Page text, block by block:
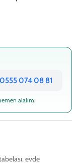
074 08 81
alalım.
,evde